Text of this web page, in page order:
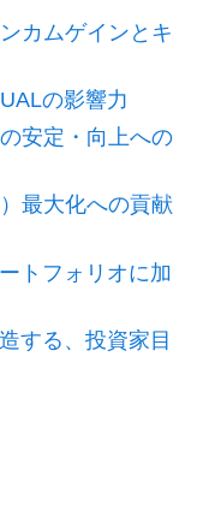
カムゲインとキ
の影響力
安定・向上への
最大化への貢献
トフォリオに加
する、投資家目